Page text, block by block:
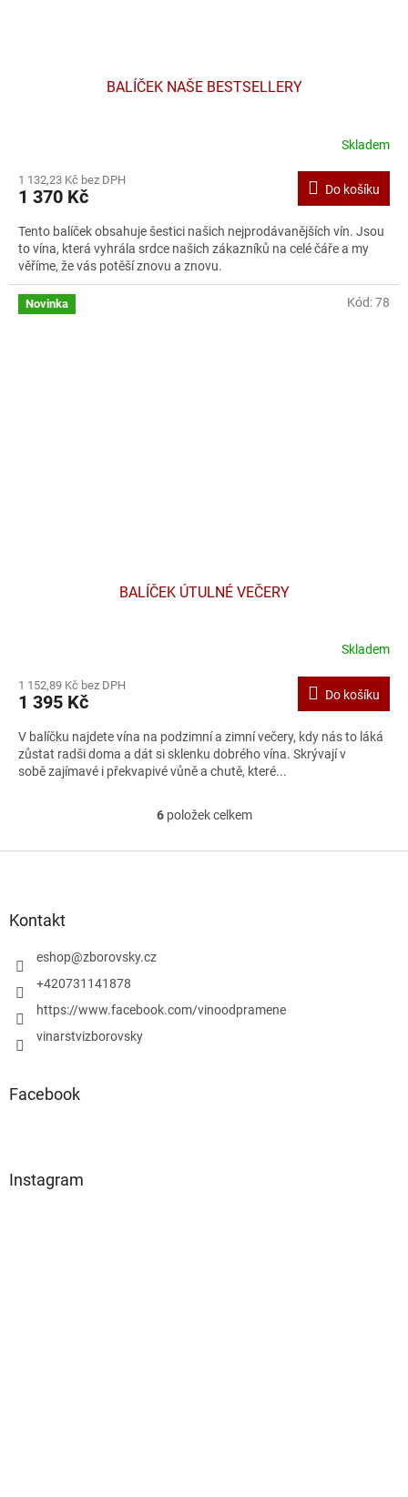
BALÍČEK NAŠE BESTSELLERY
Skladem
1 132,23 Kč bez DPH
1 370 Kč Do košíku
Tento balíček obsahuje šestici našich nejprodávanějších vín. Jsou
to vína, která vyhrála srdce našich zákazníků na celé čáře a my
věříme, že vás potěší znovu a znovu.
Novinka
BALÍČEK ÚTULNÉ VEČERY
Skladem
1 152,89 Kč bez DPH
1 395 Kč Do košíku
V balíčku najdete vína na podzimní a zimní večery, kdy nás to láká
zůstat radši doma a dát si sklenku dobrého vína. Skrývají v
sobě zajímavé i překvapivé vůně a chutě, které...
Kód:78
O
l
k
6položek celkem
Kontakt
eshop@zborovsky.cz
+420731141878
https://www.facebook.com/vinoodpramene
vinarstvizborovsky
Facebook
Instagram